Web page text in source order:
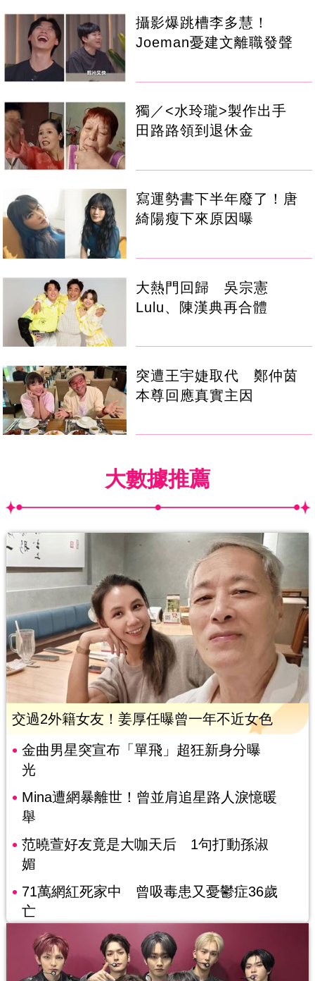
攝影爆跳槽李多慧！
Joeman憂建文離職發聲
獨／<水玲瓏>製作出手
田路路領到退休金
寫運勢書下半年廢了！唐
綺陽瘦下來原因曝
大熱門回歸 吳宗憲
Lulu、陳漢典再合體
突遭王宇婕取代 鄭仲茵
本尊回應真實主因
大數據推薦
交過2外籍女友！姜厚任曝曾一年不近女色
金曲男星突宣布「單飛」超狂新身分曝
光
Mina遭網暴離世！曾並肩追星路人淚憶暖
舉
范曉萱好友竟是大咖天后 1句打動孫淑
媚
71萬網紅死家中 曾吸毒患又憂鬱症36歲
亡